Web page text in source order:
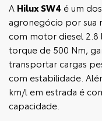
A Hilux SW4 é um
agronegócio por sua
com motor diesel 2.8
torque de 500 Nm,
transportar cargas
com estabilidade.
km/l em estrada é
capacidade.